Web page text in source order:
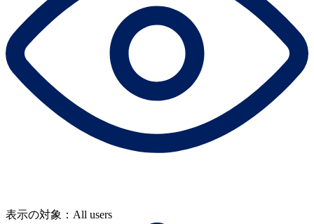
表示の対象：All users